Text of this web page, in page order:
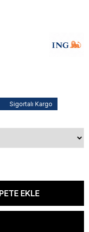
Sigortalı Kargo